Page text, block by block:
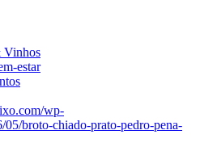
Vinhos
estar
wp-
05/broto-chiado-prato-pedro-pena-